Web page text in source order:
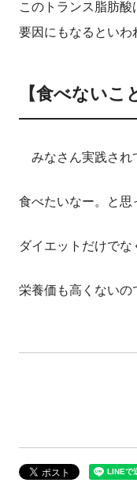
このトランス脂肪
要因にもなるといわ
【食べないこ
みなさん実践され
食べたいなー。と思
ダイエットだけでな
栄養価も高くないの